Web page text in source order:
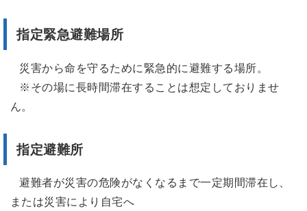
指定緊急避難場所
災害から命を守るために緊急的に避難する場所。
※その場に長時間滞在することは想定しておりませ
ん。
指定避難所
避難者が災害の危険がなくなるまで一定期間滞在し、
または災害により自宅へ